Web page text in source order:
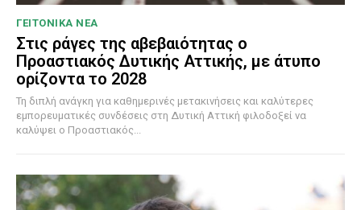
ΓΕΙΤΟΝΙΚΑ ΝΕΑ
Στις ράγες της αβεβαιότητας ο
Προαστιακός Δυτικής Αττικής, με άτυπο
ορίζοντα το 2028
Τη διπλή ανάγκη για καθημερινές μετακινήσεις και καλύτερες
εμπορευματικές συνδέσεις στη Δυτική Αττική φιλοδοξεί να
καλύψει ο Προαστιακός...